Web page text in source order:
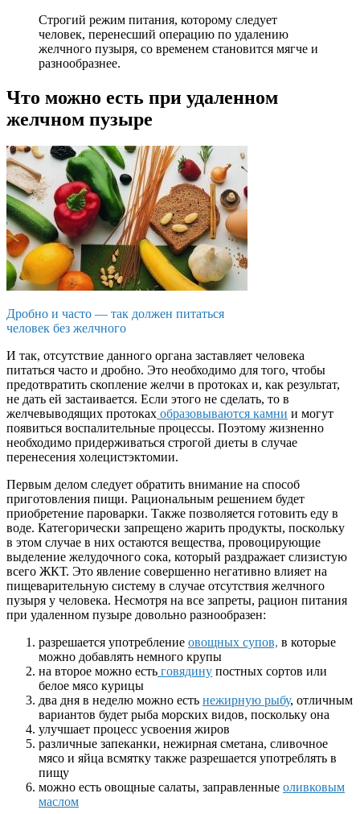
Строгий режим питания, которому следует
человек, перенесший операцию по удалению
желчного пузыря, со временем становится мягче и
разнообразнее.
Что можно есть при удаленном
желчном пузыре
Дробно и часто — так должен питаться
человек без желчного
И так, отсутствие данного органа заставляет человека
питаться часто и дробно. Это необходимо для того, чтобы
предотвратить скопление желчи в протоках и, как результат,
не дать ей застаивается. Если этого не сделать, то в
желчевыводящих протоках образовываются камни и могут
появиться воспалительные процессы. Поэтому жизненно
необходимо придерживаться строгой диеты в случае
перенесения холецистэктомии.
Первым делом следует обратить внимание на способ
приготовления пищи. Рациональным решением будет
приобретение пароварки. Также позволяется готовить еду в
воде. Категорически запрещено жарить продукты, поскольку
в этом случае в них остаются вещества, провоцирующие
выделение желудочного сока, который раздражает слизистую
всего ЖКТ. Это явление совершенно негативно влияет на
пищеварительную систему в случае отсутствия желчного
пузыря у человека. Несмотря на все запреты, рацион питания
при удаленном пузыре довольно разнообразен:
разрешается употребление овощных супов, в которые
можно добавлять немного крупы
на второе можно есть говядину постных сортов или
белое мясо курицы
два дня в неделю можно есть нежирную рыбу, отличным
вариантов будет рыба морских видов, поскольку она
улучшает процесс усвоения жиров
различные запеканки, нежирная сметана, сливочное
мясо и яйца всмятку также разрешается употреблять в
пищу
можно есть овощные салаты, заправленные оливковым
маслом